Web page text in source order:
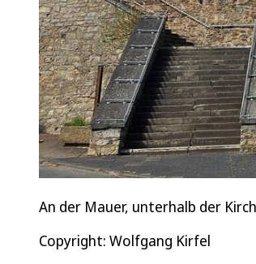
An der Mauer, unterhalb der
Copyright: Wolfgang Kirfel